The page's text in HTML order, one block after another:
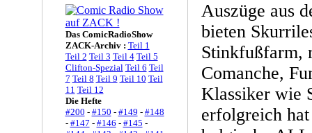
Das ComicRadioShow
ZACK-Archiv : Teil 1
Teil 2 Teil 3 Teil 4 Teil 5
Clifton-Spezial Teil 6 Teil
7 Teil 8 Teil 9 Teil 10 Teil
11 Teil 12
Die Hefte
#200 - #150 - #149 - #148
- #147 - #146 - #145 -
Auszüge aus
bieten
Stinkfußfarm,
Comanche,
Klassiker wie
erfolgreich